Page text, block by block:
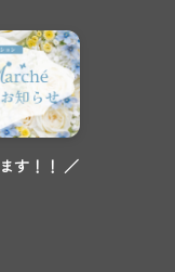
す！！ ／